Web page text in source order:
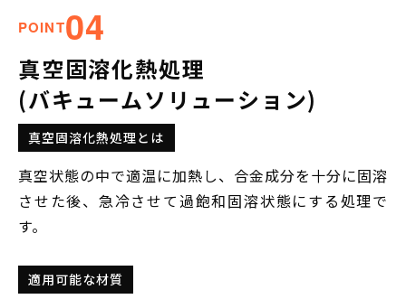
POINT04
真空固溶化熱処理
(バキュームソリューション)
真空固溶化熱処理とは
真空状態の中で適温に加熱し、合金成分を十分に固溶
させた後、急冷させて過飽和固溶状態にする処理で
す。
適用可能な材質